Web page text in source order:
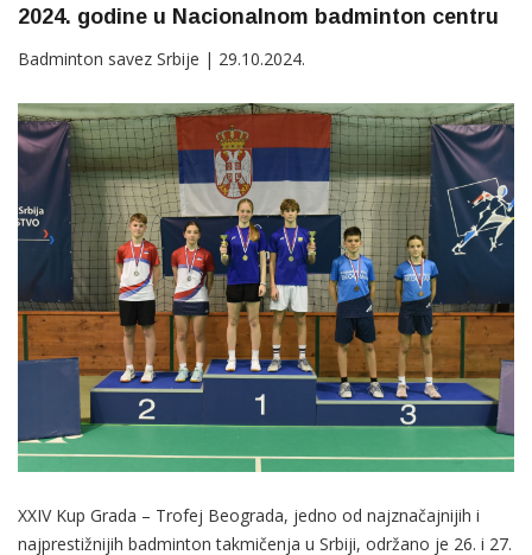
2024. godine u Nacionalnom badminton centru
Badminton savez Srbije | 29.10.2024.
XXIV Kup Grada – Trofej Beograda, jedno od najznačajnijih i
najprestižnijih badminton takmičenja u Srbiji, održano je 26. i 27.